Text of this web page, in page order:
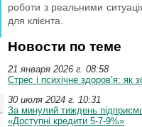
роботи з реальними
для клієнта.
Новости по теме
21 января 2026 г. 08:58
Стрес і психічне здоров’я: як
30 июля 2024 г. 10:31
За минулий тиждень
«Доступні кредити 5-7-9%»